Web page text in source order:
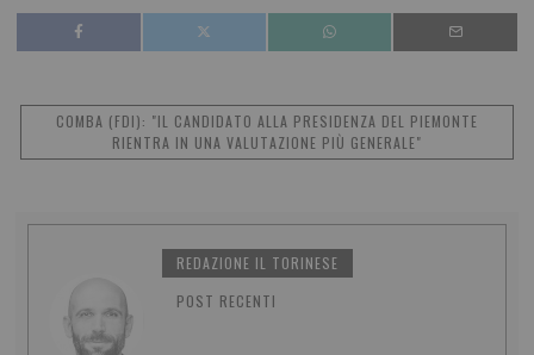
COMBA (FDI): "IL CANDIDATO ALLA PRESIDENZA DEL PIEMONTE
RIENTRA IN UNA VALUTAZIONE PIÙ GENERALE"
REDAZIONE IL TORINESE
POST RECENTI